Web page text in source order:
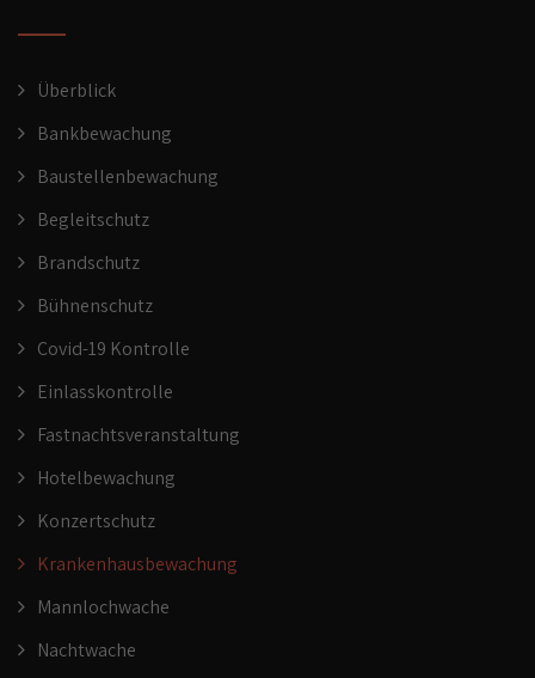
Überblick
Bankbewachung
Baustellenbewachung
Begleitschutz
Brandschutz
Bühnenschutz
Covid-19 Kontrolle
Einlasskontrolle
Fastnachtsveranstaltung
Hotelbewachung
Konzertschutz
Krankenhausbewachung
Mannlochwache
Nachtwache